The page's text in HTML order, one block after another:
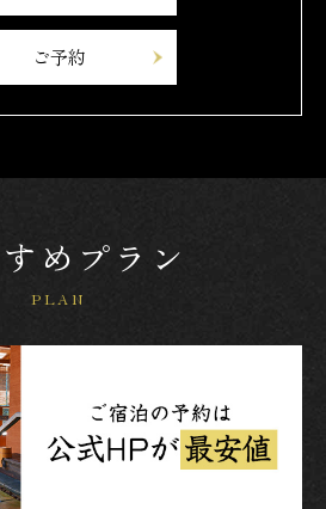
ご予約
めプラン
PLAN